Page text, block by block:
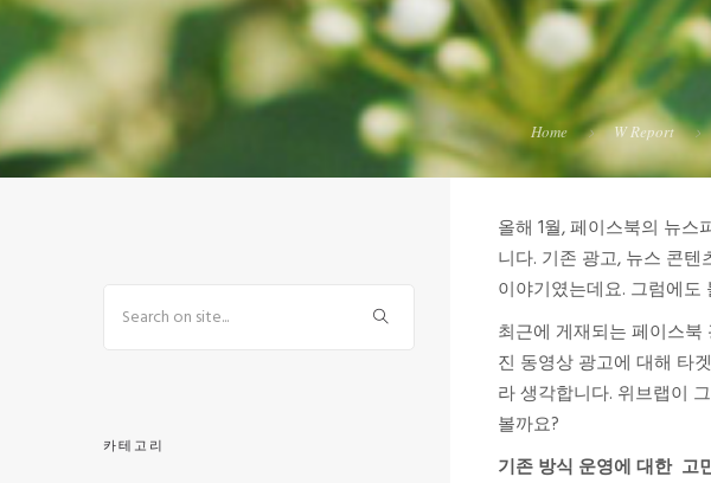
Home W Report
카테고리
올해 1월, 페이스북의 뉴
니다. 기존 광고, 뉴스 콘
이야기였는데요. 그럼에
최근에 게재되는 페이스
진 동영상 광고에 대해 타
라 생각합니다. 위브랩이
볼까요?
기존 방식 운영에 대한 고